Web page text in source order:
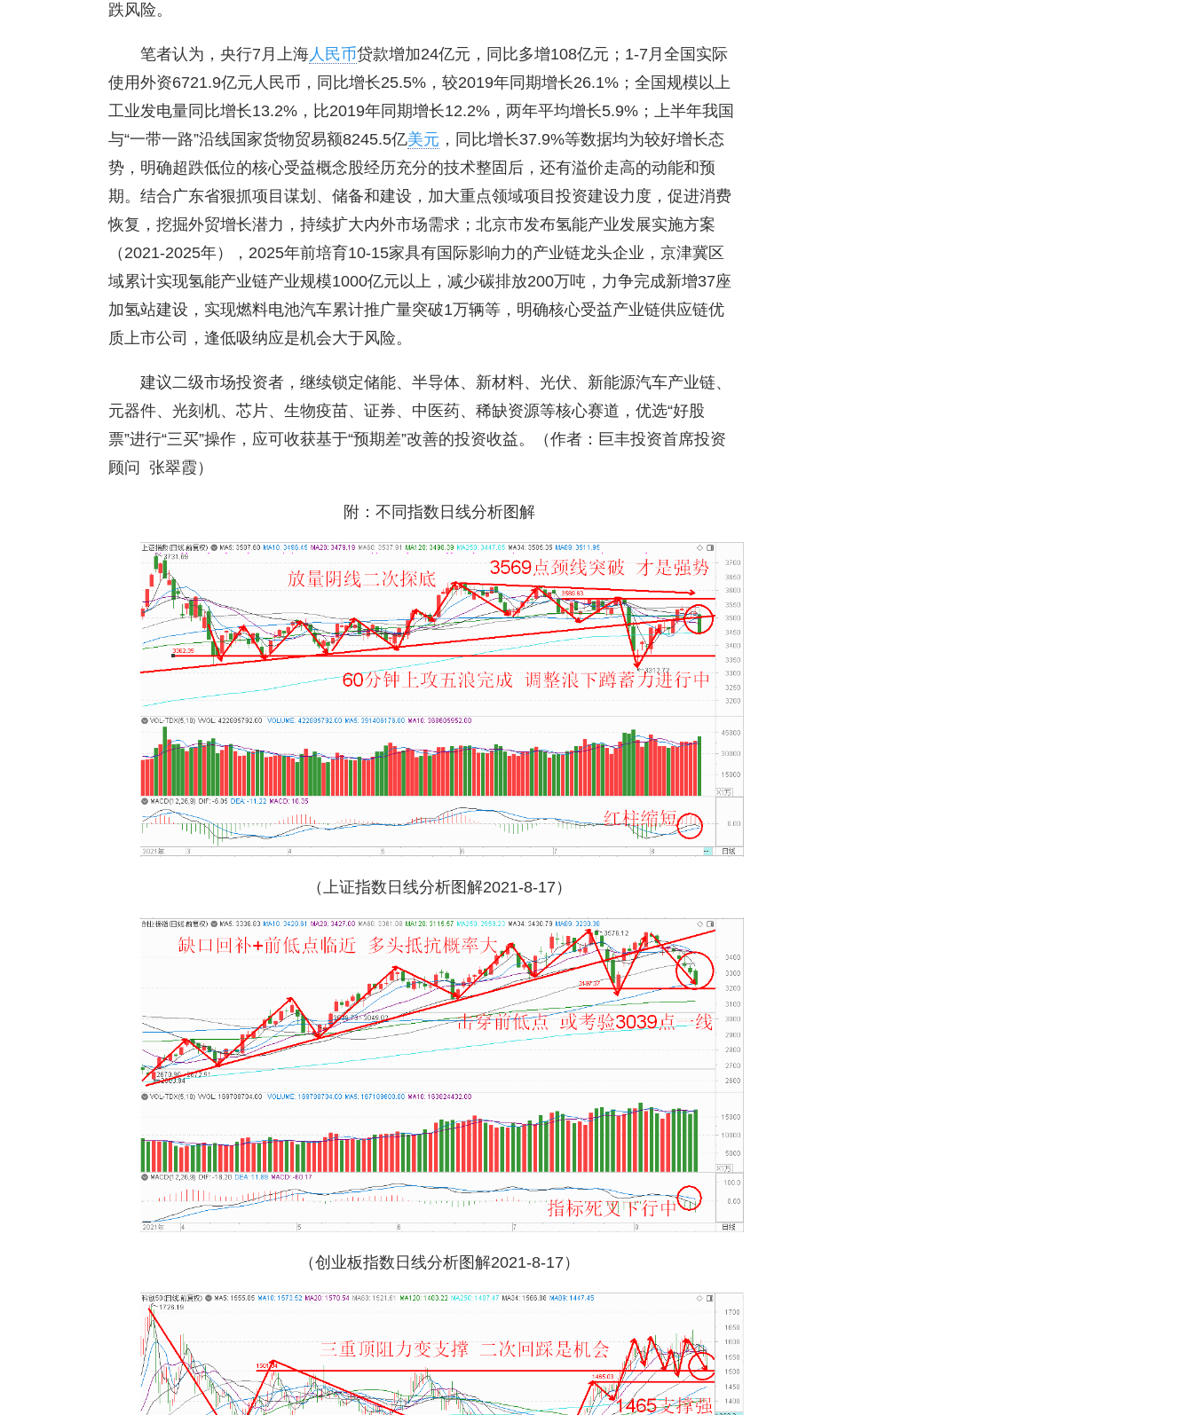
跌风险。
笔者认为，央行7月上海人民币贷款增加24亿元，同比多增108亿元；1-7月全国实际
使用外资6721.9亿元人民币，同比增长25.5%，较2019年同期增长26.1%；全国规模以上
工业发电量同比增长13.2%，比2019年同期增长12.2%，两年平均增长5.9%；上半年我国
与“一带一路”沿线国家货物贸易额8245.5亿美元 ，同比增长37.9%等数据均为较好增长态
势，明确超跌低位的核心受益概念股经历充分的技术整固后，还有溢价走高的动能和预
期。结合广东省狠抓项目谋划、储备和建设，加大重点领域项目投资建设力度，促进消费
恢复，挖掘外贸增长潜力，持续扩大内外市场需求；北京市发布氢能产业发展实施方案
（2021-2025年），2025年前培育10-15家具有国际影响力的产业链龙头企业，京津冀区
域累计实现氢能产业链产业规模1000亿元以上，减少碳排放200万吨，力争完成新增37座
加氢站建设，实现燃料电池汽车累计推广量突破1万辆等，明确核心受益产业链供应链优
质上市公司，逢低吸纳应是机会大于风险。
建议二级市场投资者，继续锁定储能、半导体、新材料、光伏、新能源汽车产业链、
元器件、光刻机、芯片、生物疫苗、证券、中医药、稀缺资源等核心赛道，优选“好股
票”进行“三买”操作，应可收获基于“预期差”改善的投资收益。（作者：巨丰投资首席投资
顾问 张翠霞）
附：不同指数日线分析图解
（上证指数日线分析图解2021-8-17）
（创业板指数日线分析图解2021-8-17）